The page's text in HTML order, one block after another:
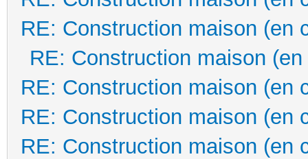
RE: Construction maison (en
RE: Construction maison
RE: Construction maison (en
RE: Construction maison (en
RE: Construction maison (en